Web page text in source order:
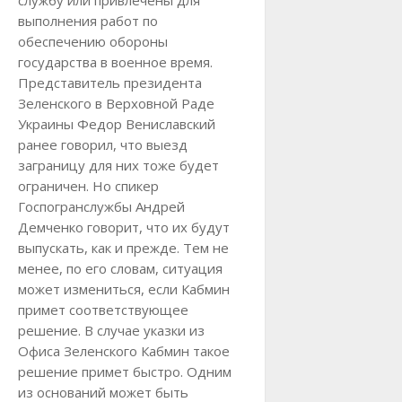
выполнения работ по
обеспечению обороны
государства в военное время.
Представитель президента
Зеленского в Верховной Раде
Украины Федор Вениславский
ранее говорил, что выезд
заграницу для них тоже будет
ограничен. Но спикер
Госпогранслужбы Андрей
Демченко говорит, что их будут
выпускать, как и прежде. Тем не
менее, по его словам, ситуация
может измениться, если Кабмин
примет соответствующее
решение. В случае указки из
Офиса Зеленского Кабмин такое
решение примет быстро. Одним
из оснований может быть